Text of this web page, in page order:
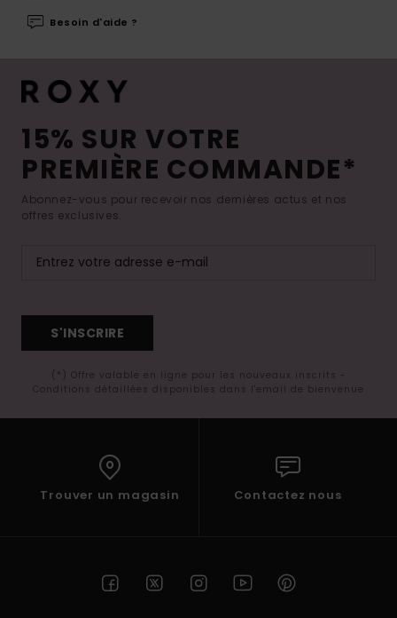
Besoin d'aide ?
15% SUR VOTRE
PREMIÈRE COMMANDE*
Abonnez-vous pour recevoir nos dernières actus et nos
offres exclusives.
S'INSCRIRE
(*) Offre valable en ligne pour les nouveaux inscrits -
Conditions détaillées disponibles dans l'email de bienvenue
Trouver un magasin Contactez nous